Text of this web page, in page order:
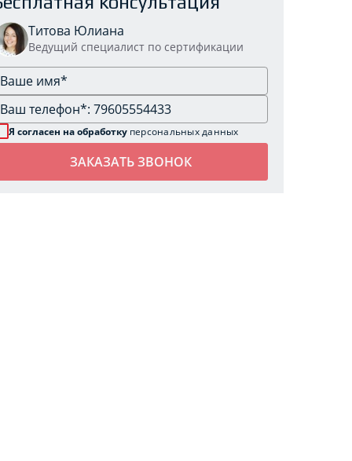
Титова Юлиана
Ведущий специалист по сертификации
Я согласен на обработку персональных данных